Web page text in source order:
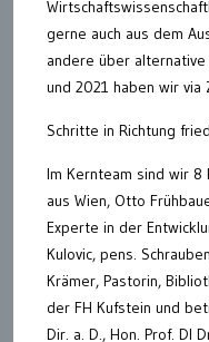
gerne auch aus dem
andere über
und 2021 haben wir via
Schritte in Richtung
Im Kernteam sind wir 8
aus Wien, Otto
Experte in der
Kulovic, pens.
Krämer, Pastorin,
der FH Kufstein und
Dir. a. D., Hon. Prof. DI